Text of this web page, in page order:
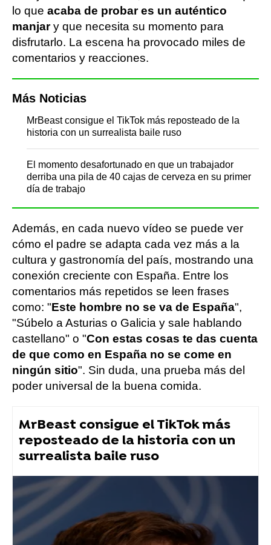
lo que acaba de probar es un auténtico
manjary que necesita su momento para
disfrutarlo. La escena ha provocado miles de
comentarios y reacciones.
Más Noticias
MrBeast consigue el TikTok más reposteado de la
historia con un surrealista baile ruso
El momento desafortunado en que un trabajador
derriba una pila de 40 cajas de cerveza en su primer
día de trabajo
Además, en cada nuevo vídeo se puede ver
cómo el padre se adapta cada vez más a la
cultura y gastronomía del país, mostrando una
conexión creciente con España. Entre los
comentarios más repetidos se leen frases
como: "Este hombre no se va de España",
"Súbelo a Asturias o Galicia y sale hablando
castellano" o "Con estas cosas te das cuenta
de que como en España no se come en
ningún sitio". Sin duda, una prueba más del
poder universal de la buena comida.
MrBeast consigue el TikTok más
reposteado de la historia con un
surrealista baile ruso